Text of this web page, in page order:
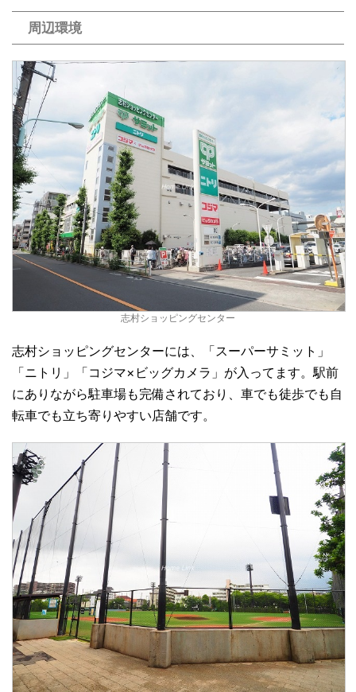
周辺環境
志村ショッピングセンター
志村ショッピングセンターには、「スーパーサミット」
「ニトリ」「コジマ×ビッグカメラ」が入ってます。駅前
にありながら駐車場も完備されており、車でも徒歩でも自
転車でも立ち寄りやすい店舗です。